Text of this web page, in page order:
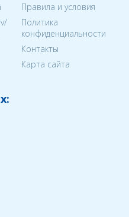
Правила и условия
Политика
конфиденциальности
Контакты
Карта сайта